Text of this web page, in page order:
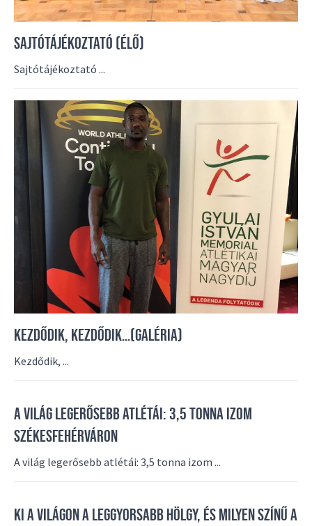
SAJTÓTÁJÉKOZTATÓ (ÉLŐ)
Sajtótájékoztató ...
KEZDŐDIK, KEZDŐDIK…(GALÉRIA)
Kezdődik, ...
A VILÁG LEGERŐSEBB ATLÉTÁI: 3,5 TONNA IZOM
SZÉKESFEHÉRVÁRON
A világ legerősebb atlétái: 3,5 tonna izom ...
KI A VILÁGON A LEGGYORSABB HÖLGY, ÉS MILYEN SZÍNŰ A